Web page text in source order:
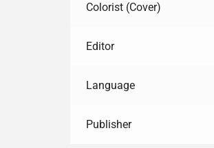
Colorist (Cover)
Editor
Language
Publisher